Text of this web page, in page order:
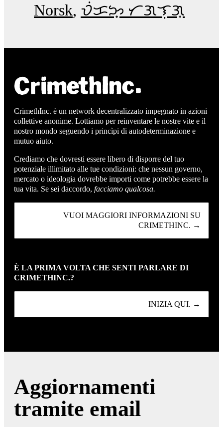
Norsk ᜏᜒᜃᜅ᜔ ᜆᜄᜎᜓᜄ᜔
CrimethInc. è un network decentralizzato impegnato in azioni
collettive anonime. Lottiamo per reinventare le nostre vite e il
nostro mondo seguendo i princìpi di autodeterminazione e
mutuo aiuto.
Crediamo che dovresti essere libero di disporre del tuo
potenziale illimitato alle tue condizioni: che nessun governo,
mercato o ideologia dovrebbe importi come potrebbe essere la
tua vita. Se sei daccordo, facciamo qualcosa.
VUOI MAGGIORI INFORMAZIONI SU
CRIMETHINC. →
È LA PRIMA VOLTA CHE SENTI PARLARE DI
CRIMETHINC.?
INIZIA QUI. →
Aggiornamenti
tramite email